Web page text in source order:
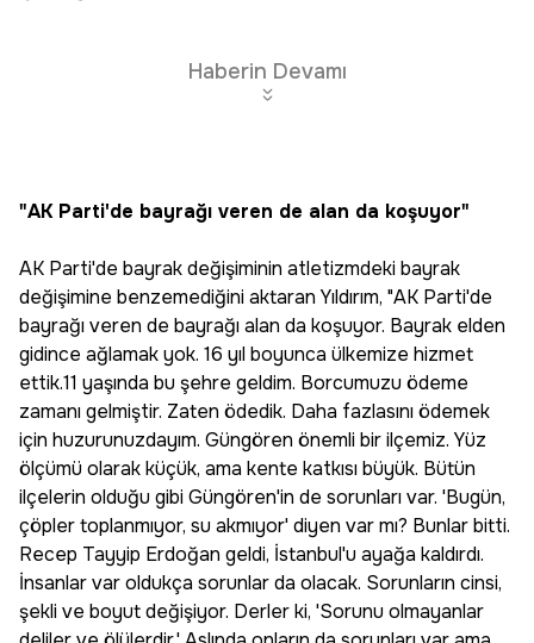
Haberin Devamı
"AK Parti'de bayrağı veren de alan da koşuyor"
AK Parti'de bayrak değişiminin atletizmdeki bayrak
değişimine benzemediğini aktaran Yıldırım, "AK Parti'de
bayrağı veren de bayrağı alan da koşuyor. Bayrak elden
gidince ağlamak yok. 16 yıl boyunca ülkemize hizmet
ettik.11 yaşında bu şehre geldim. Borcumuzu ödeme
zamanı gelmiştir. Zaten ödedik. Daha fazlasını ödemek
için huzurunuzdayım. Güngören önemli bir ilçemiz. Yüz
ölçümü olarak küçük, ama kente katkısı büyük. Bütün
ilçelerin olduğu gibi Güngören'in de sorunları var. 'Bugün,
çöpler toplanmıyor, su akmıyor' diyen var mı? Bunlar bitti.
Recep Tayyip Erdoğan geldi, İstanbul'u ayağa kaldırdı.
İnsanlar var oldukça sorunlar da olacak. Sorunların cinsi,
şekli ve boyut değişiyor. Derler ki, 'Sorunu olmayanlar